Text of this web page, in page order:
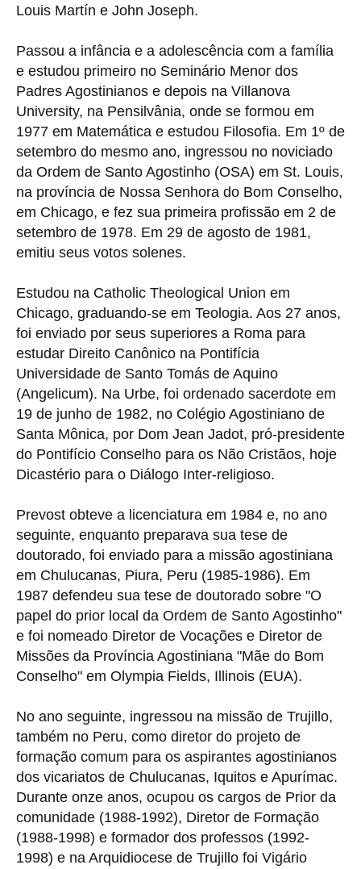
Louis Martín e John Joseph.
Passou a infância e a adolescência com a família
e estudou primeiro no Seminário Menor dos
Padres Agostinianos e depois na Villanova
University, na Pensilvânia, onde se formou em
1977 em Matemática e estudou Filosofia. Em 1º de
setembro do mesmo ano, ingressou no noviciado
da Ordem de Santo Agostinho (OSA) em St. Louis,
na província de Nossa Senhora do Bom Conselho,
em Chicago, e fez sua primeira profissão em 2 de
setembro de 1978. Em 29 de agosto de 1981,
emitiu seus votos solenes.
Estudou na Catholic Theological Union em
Chicago, graduando-se em Teologia. Aos 27 anos,
foi enviado por seus superiores a Roma para
estudar Direito Canônico na Pontifícia
Universidade de Santo Tomás de Aquino
(Angelicum). Na Urbe, foi ordenado sacerdote em
19 de junho de 1982, no Colégio Agostiniano de
Santa Mônica, por Dom Jean Jadot, pró-presidente
do Pontifício Conselho para os Não Cristãos, hoje
Dicastério para o Diálogo Inter-religioso.
Prevost obteve a licenciatura em 1984 e, no ano
seguinte, enquanto preparava sua tese de
doutorado, foi enviado para a missão agostiniana
em Chulucanas, Piura, Peru (1985-1986). Em
1987 defendeu sua tese de doutorado sobre "O
papel do prior local da Ordem de Santo Agostinho"
e foi nomeado Diretor de Vocações e Diretor de
Missões da Província Agostiniana "Mãe do Bom
Conselho" em Olympia Fields, Illinois (EUA).
No ano seguinte, ingressou na missão de Trujillo,
também no Peru, como diretor do projeto de
formação comum para os aspirantes agostinianos
dos vicariatos de Chulucanas, Iquitos e Apurímac.
Durante onze anos, ocupou os cargos de Prior da
comunidade (1988-1992), Diretor de Formação
(1988-1998) e formador dos professos (1992-
1998) e na Arquidiocese de Trujillo foi Vigário